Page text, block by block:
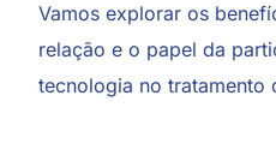
Vamos explorar os
relação e o papel da
tecnologia no tratamento